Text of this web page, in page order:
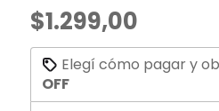
$1.299,00
Elegí cómo pagar y
OFF